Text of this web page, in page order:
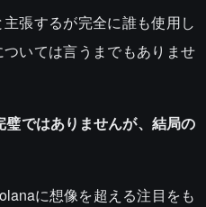
張するが完全に誰も使用し
いては言うまでもありませ
ではありませんが、結局の
に想像を超える注目をも